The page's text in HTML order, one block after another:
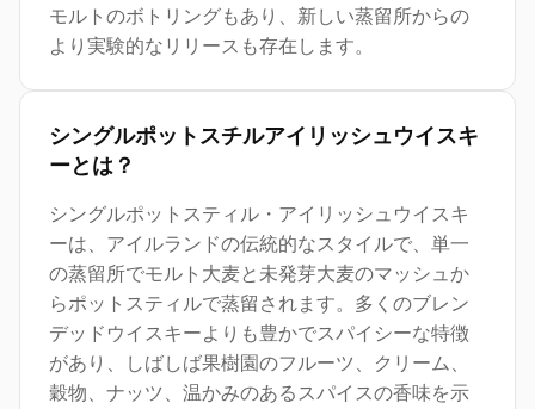
モルトのボトリングもあり、新しい蒸留所からの
より実験的なリリースも存在します。
シングルポットスチルアイリッシュウイスキ
ーとは？
シングルポットスティル・アイリッシュウイスキ
ーは、アイルランドの伝統的なスタイルで、単一
の蒸留所でモルト大麦と未発芽大麦のマッシュか
らポットスティルで蒸留されます。多くのブレン
デッドウイスキーよりも豊かでスパイシーな特徴
があり、しばしば果樹園のフルーツ、クリーム、
穀物、ナッツ、温かみのあるスパイスの香味を示